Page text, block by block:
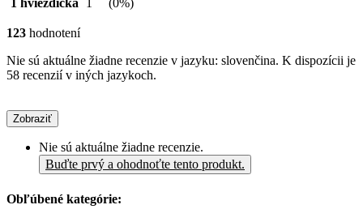
1 hviezdička
1 (0%)
123 hodnotení
Nie sú aktuálne žiadne recenzie v jazyku: slovenčina. K dispozícii je
58 recenzií v iných jazykoch.
Zobraziť
Nie sú aktuálne žiadne recenzie.
Buďte prvý a ohodnoťte tento produkt.
Obľúbené kategórie: